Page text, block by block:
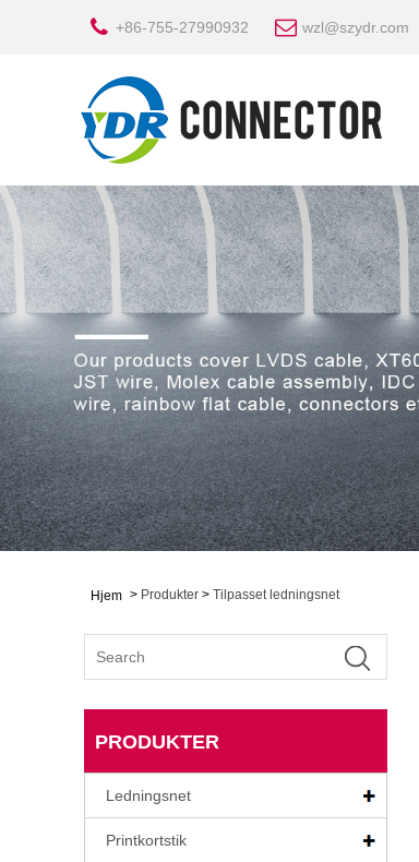
+86-755-27990932 wzl@szydr.com
Hjem > Produkter > Tilpasset ledningsnet
PRODUKTER
Ledningsnet
Printkortstik